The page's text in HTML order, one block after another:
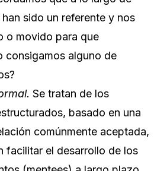
sido un referente y nos
o movido para que
consigamos alguno de
Se tratan de los
basado en una
comúnmente aceptada,
facilitar el desarrollo de los